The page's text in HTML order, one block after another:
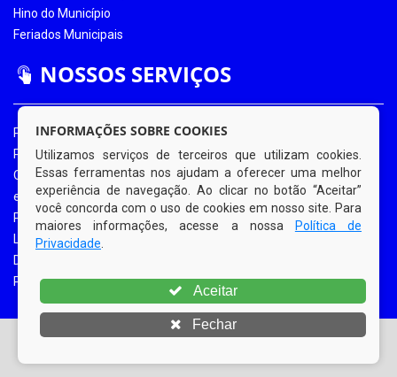
Hino do Município
Feriados Municipais
NOSSOS SERVIÇOS
Portal da Transparência
Portal da Transparência COVID-19
Ouvidoria Eletrônica
e-SIC
Processos de Licitação
Licitações em Andamento
Diário Oficial
Portal do Contribuinte
© Copyright 2026 Prefeitura Municipal de Bom Jardim |
INFORMAÇÕES SOBRE COOKIES
Utilizamos serviços de terceiros que utilizam cookies.
Essas ferramentas nos ajudam a oferecer uma melhor
experiência de navegação. Ao clicar no botão “Aceitar”
você concorda com o uso de cookies em nosso site. Para
maiores informações, acesse a nossa
Política de
Privacidade
Aceitar
Fechar